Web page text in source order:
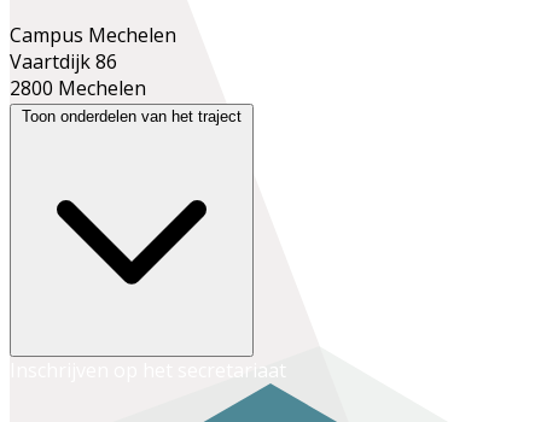
Campus Mechelen
Vaartdijk 86
2800 Mechelen
Toon onderdelen van het traject